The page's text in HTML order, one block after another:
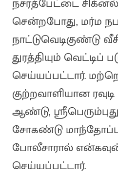
நசரத்பேட்டை
சென்றபோது, மர்ம
நாட்டுவெடிகுண்டு
துரத்தியும்
செய்யப்பட்டார்.
குற்றவாளியான
ஆண்டு,
சோகண்டு மாந்தோப்பு
போலீசாரால்
செய்யப்பட்டார்.